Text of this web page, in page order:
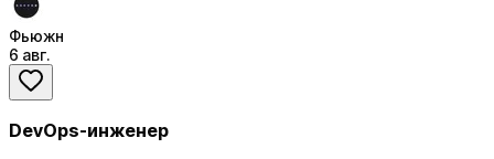
Фьюжн
6 авг.
DevOps-инженер